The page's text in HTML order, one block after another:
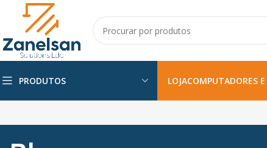
PRODUTOS LOJACOMPUTADORES